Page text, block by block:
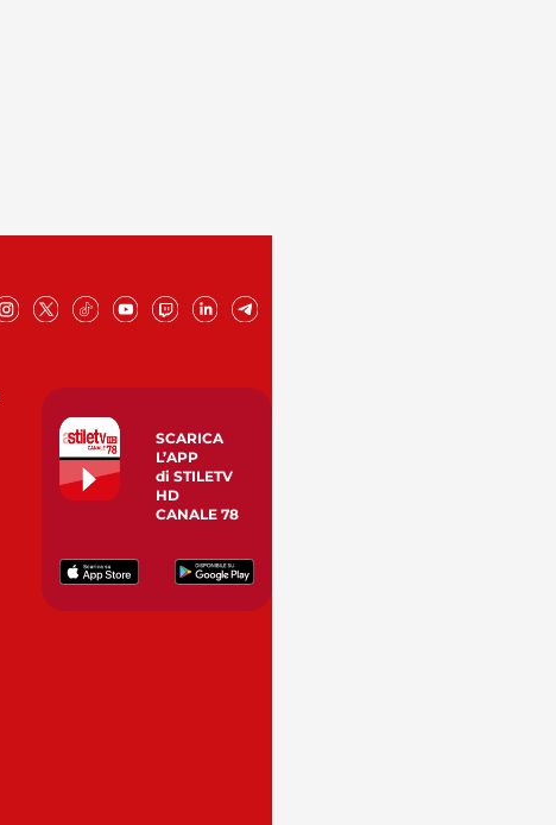
SCARICA
L’APP
di STILETV
HD
CANALE 78